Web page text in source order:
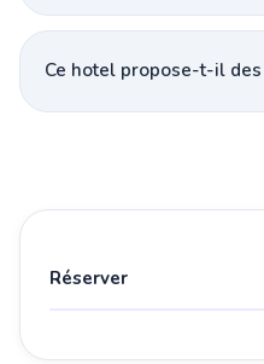
Ce hotel propose-t-il
Réserver